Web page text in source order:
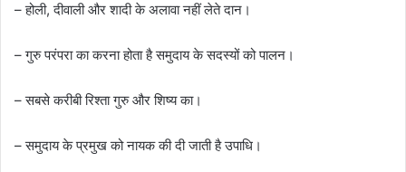
– होली, दीवाली और शादी के अलावा नहीं लेते दान।
– गुरु परंपरा का करना होता है समुदाय के सदस्यों को पालन।
– सबसे करीबी रिश्ता गुरु और शिष्य का।
– समुदाय के प्रमुख को नायक की दी जाती है उपाधि।